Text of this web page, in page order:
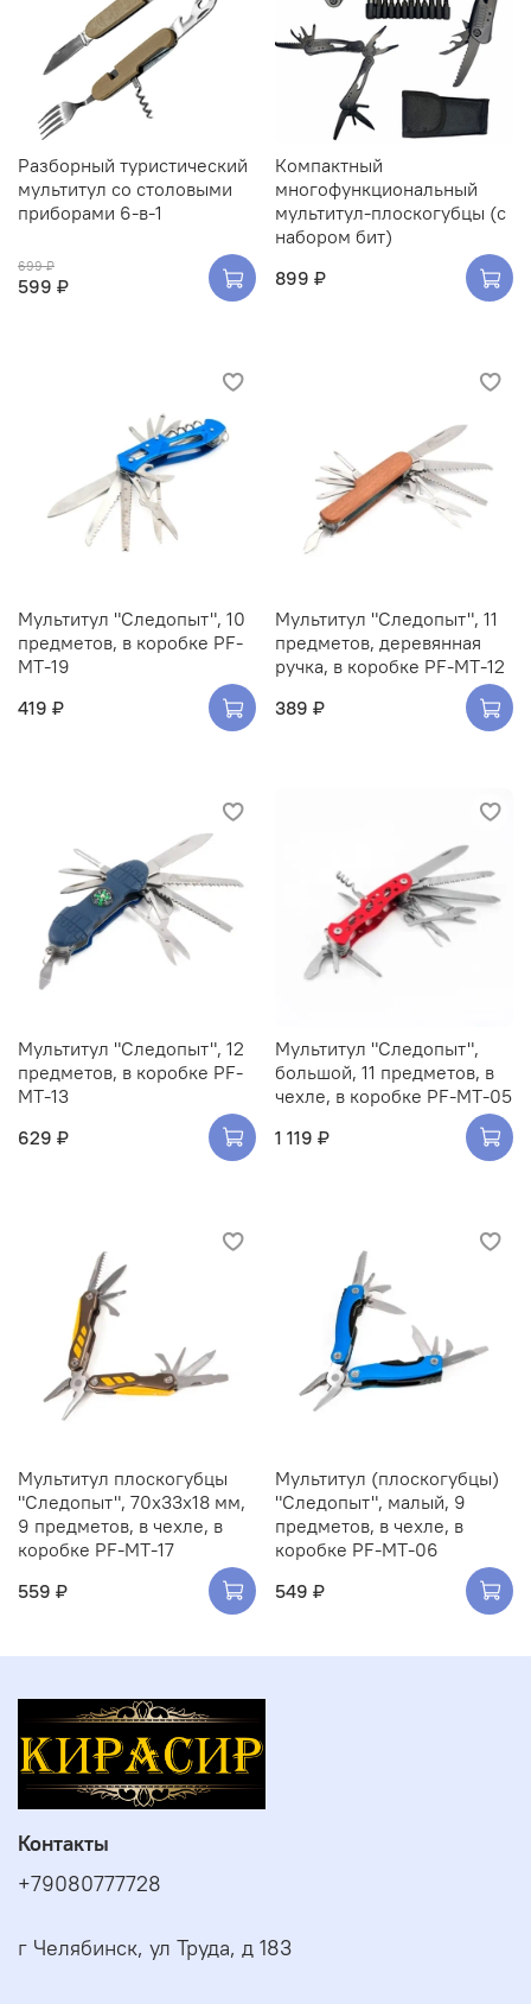
Разборный туристический
мультитул со столовыми
приборами 6-в-1
699 ₽
599 ₽
Компактный
многофункциональный
мультитул-плоскогубцы (с
набором бит)
899 ₽
Мультитул "Следопыт", 10
предметов, в коробке PF-
MT-19
419 ₽
Мультитул "Следопыт", 11
предметов, деревянная
ручка, в коробке PF-MT-12
389 ₽
Мультитул "Следопыт", 12
предметов, в коробке PF-
MT-13
629 ₽
Мультитул "Следопыт",
большой, 11 предметов, в
чехле, в коробке PF-MT-05
1 119 ₽
Мультитул плоскогубцы
"Следопыт", 70х33х18 мм,
9 предметов, в чехле, в
коробке PF-MT-17
559 ₽
Мультитул (плоскогубцы)
"Следопыт", малый, 9
предметов, в чехле, в
коробке PF-MT-06
549 ₽
Контакты
+79080777728
г Челябинск, ул Труда, д 183